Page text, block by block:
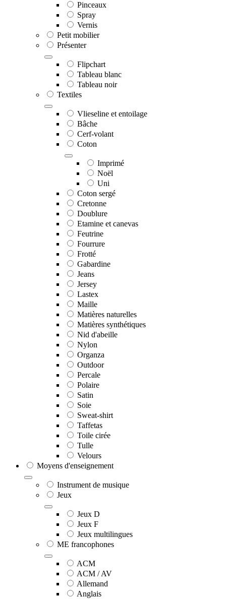
Pinceaux
Spray
Vernis
Petit mobilier
Présenter
Flipchart
Tableau blanc
Tableau noir
Textiles
Vlieseline et entoilage
Bâche
Cerf-volant
Coton
Imprimé
Noël
Uni
Coton sergé
Cretonne
Doublure
Etamine et canevas
Feutrine
Fourrure
Frotté
Gabardine
Jeans
Jersey
Lastex
Maille
Matières naturelles
Matières synthétiques
Nid d'abeille
Nylon
Organza
Outdoor
Percale
Polaire
Satin
Soie
Sweat-shirt
Taffetas
Toile cirée
Tulle
Velours
Moyens d'enseignement
Instrument de musique
Jeux
Jeux D
Jeux F
Jeux multilingues
ME francophones
ACM
ACM / AV
Allemand
Anglais